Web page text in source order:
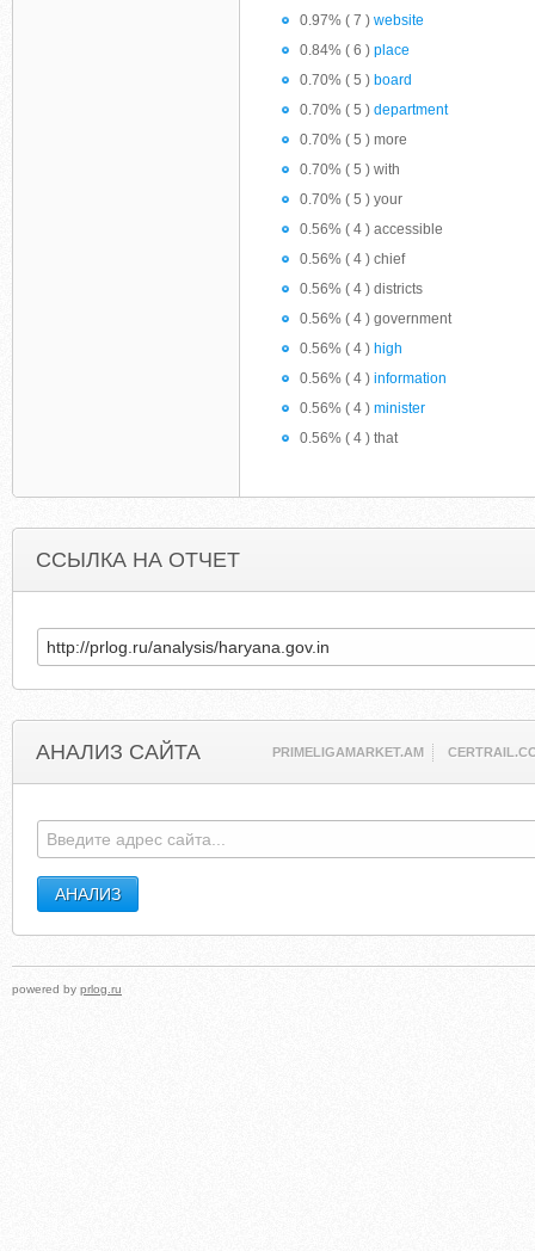
0.97% ( 7 ) website
0.84% ( 6 ) place
0.70% ( 5 ) board
0.70% ( 5 ) department
0.70% ( 5 ) more
0.70% ( 5 ) with
0.70% ( 5 ) your
0.56% ( 4 ) accessible
0.56% ( 4 ) chief
0.56% ( 4 ) districts
0.56% ( 4 ) government
0.56% ( 4 ) high
0.56% ( 4 ) information
0.56% ( 4 ) minister
0.56% ( 4 ) that
ССЫЛКА НА ОТЧЕТ
АНАЛИЗ САЙТА PRIMELIGAMARKET.AM
powered by prlog.ru